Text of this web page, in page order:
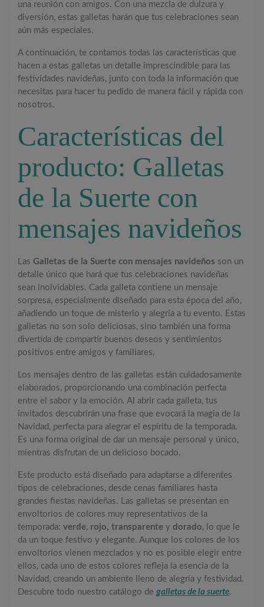
una reunión con amigos. Con una mezcla de dulzura y
diversión, estas galletas harán que tus celebraciones sean
aún más especiales.
A continuación, te contamos todas las características que
hacen a estas galletas un detalle imprescindible para las
festividades navideñas, junto con toda la información que
necesitas para hacer tu pedido de manera fácil y rápida con
nosotros.
Características del
producto: Galletas
de la Suerte con
mensajes navideños
LasGalletas de la Suerte con mensajes navideños son un
detalle único que hará que tus celebraciones navideñas
sean inolvidables. Cada galleta contiene un mensaje
sorpresa, especialmente diseñado para esta época del año,
añadiendo un toque de misterio y alegría a tu evento. Estas
galletas no son solo deliciosas, sino también una forma
divertida de compartir buenos deseos y sentimientos
positivos entre amigos y familiares.
Los mensajes dentro de las galletas están cuidadosamente
elaborados, proporcionando una combinación perfecta
entre el sabor y la emoción. Al abrir cada galleta, tus
invitados descubrirán una frase que evocará la magia de la
Navidad, perfecta para alegrar el espíritu de la temporada.
Es una forma original de dar un mensaje personal y único,
mientras disfrutan de un delicioso bocado.
Este producto está diseñado para adaptarse a diferentes
tipos de celebraciones, desde cenas familiares hasta
grandes fiestas navideñas. Las galletas se presentan en
envoltorios de colores muy representativos de la
temporada:verde, rojo, transparente ydorado, lo que le
da un toque festivo y elegante. Aunque los colores de los
envoltorios vienen mezclados y no es posible elegir entre
ellos, cada uno de estos colores refleja la esencia de la
Navidad, creando un ambiente lleno de alegría y festividad.
Descubre todo nuestro catálogo degalletas de la suerte.